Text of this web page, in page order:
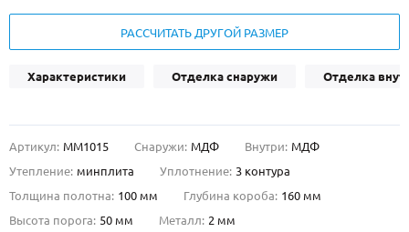
ОПЛАТА
ДОСТАВКА
О НАС
Металлические двери от производителя с доставкой и установкой в
РАССЧИТАТЬ ДРУГОЙ РАЗМЕР
Характеристики Отделка снаружи Отделка
Артикул: ММ1015 Снаружи: МДФ Внутри: МДФ
Утепление: минплита Уплотнение: 3 контура
Толщина полотна: 100 мм Глубина короба: 160 мм
Высота порога: 50 мм Металл: 2 мм